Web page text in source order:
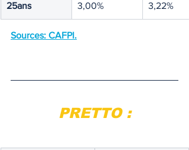
25ans 3,00% 3,22%
Sources: CAFPI.
PRETTO :